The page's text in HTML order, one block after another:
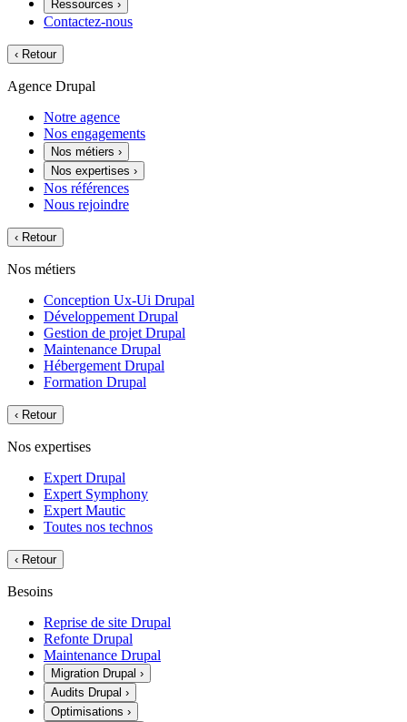
Ressources ›
Contactez-nous
‹ Retour
Agence Drupal
Notre agence
Nos engagements
Nos métiers ›
Nos expertises ›
Nos références
Nous rejoindre
‹ Retour
Nos métiers
Conception Ux-Ui Drupal
Développement Drupal
Gestion de projet Drupal
Maintenance Drupal
Hébergement Drupal
Formation Drupal
‹ Retour
Nos expertises
Expert Drupal
Expert Symphony
Expert Mautic
Toutes nos technos
‹ Retour
Besoins
Reprise de site Drupal
Refonte Drupal
Maintenance Drupal
Migration Drupal ›
Audits Drupal ›
Optimisations ›